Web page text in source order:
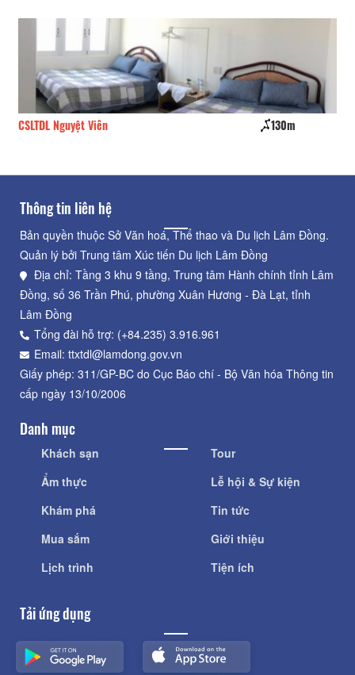
CSLTDL Nguyệt Viên 130m
Thông tin liên hệ
Bản quyền thuộc Sở Văn hoá, Thể thao và Du lịch Lâm Đồng.
Quản lý bởi Trung tâm Xúc tiến Du lịch Lâm Đồng
Địa chỉ: Tầng 3 khu 9 tầng, Trung tâm Hành chính tỉnh Lâm
Đồng, số 36 Trần Phú, phường Xuân Hương - Đà Lạt, tỉnh
Lâm Đồng
Tổng đài hỗ trợ: (+84.235) 3.916.961
Email: ttxtdl@lamdong.gov.vn
Giấy phép: 311/GP-BC do Cục Báo chí - Bộ Văn hóa Thông tin
cấp ngày 13/10/2006
Danh mục
Khách sạn
Ẩm thực
Khám phá
Mua sắm
Lịch trình
Tour
Lễ hội & Sự kiện
Tin tức
Giới thiệu
Tiện ích
Tải ứng dụng